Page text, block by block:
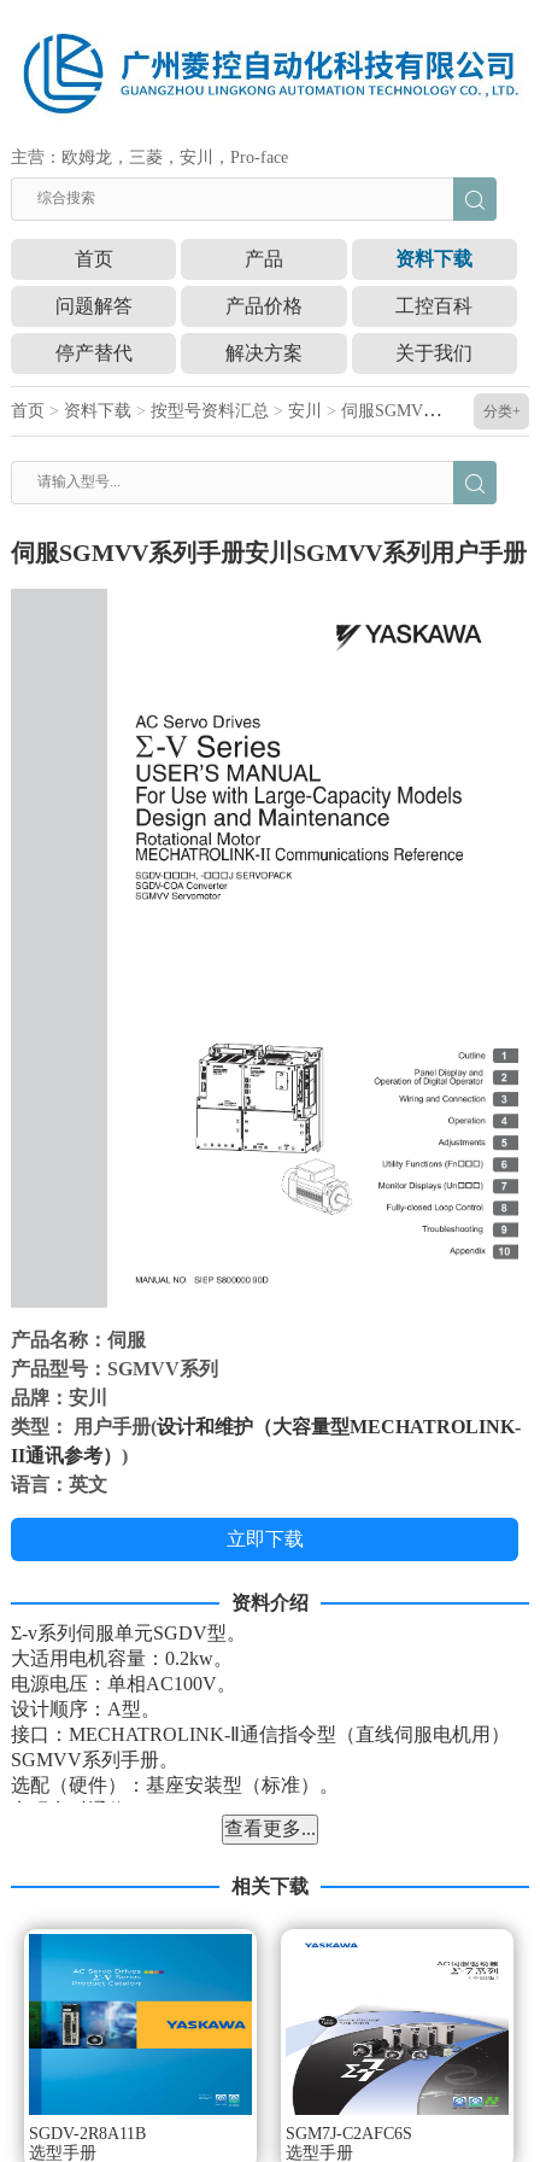
主营：欧姆龙，三菱，安川，Pro-face
首页 产品 资料下载
问题解答 产品价格 工控百科
停产替代 解决方案 关于我们
首页 > 资料下载 > 按型号资料汇总 > 安川 > 伺服SGMVV系列手册安川SGMVV系列用户手册 分类+
伺服SGMVV系列手册安川SGMVV系列用户手册
产品名称：伺服
产品型号：SGMVV系列
品牌：安川
类型： 用户手册(设计和维护（大容量型MECHATROLINK-
II通讯参考） )
语言：英文
立即下载
资料介绍
Σ-v系列伺服单元SGDV型。
大适用电机容量：0.2kw。
电源电压：单相AC100V。
设计顺序：A型。
接口：MECHATROLINK-Ⅱ通信指令型（直线伺服电机用）
SGMVV系列手册。
选配（硬件）：基座安装型（标准）。
以大的传送速度10Mbps 和可设定的通信周期250μs～4ms，
可实时收发各种控制用信息。
条通信线路多可连接30站，可大幅削减接线成本和时间。
上位控制器的指令连接器仅需1 个，
而且无需速度/ 转矩指令用D/A 转换器或位置指令用脉冲发生
器SGMVV系列手册。
实现了的运动控制。
除了转矩、位置和速度控制，还可实现精度要求极高的同步
由于可在线切换控制模式，因此可更有效、平滑地实现复杂
的机械动作。伺服电机SGMPH型（转速：3000r/min）。
查看更多...
相关下载
SGDV-2R8A11B
选型手册
SGM7J-C2AFC6S
选型手册